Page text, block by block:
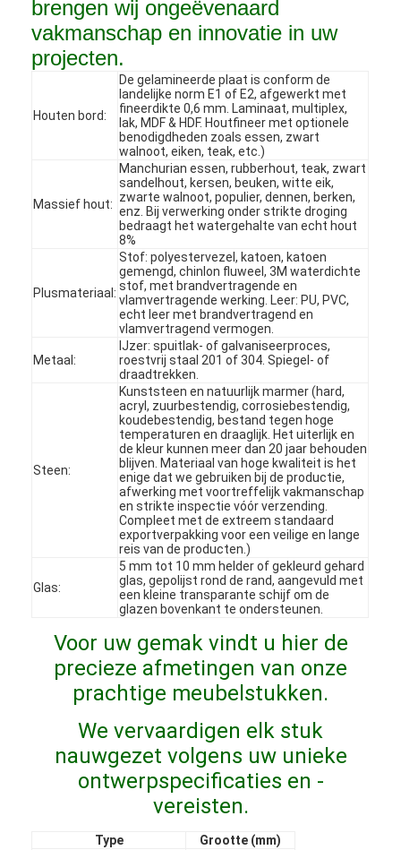
VR-show
Fabriekstocht
Kwaliteitscontrole
Nieuws
Gevallen
Vraagstukken
Praatje Nu
brengen wij ongeëvenaard
vakmanschap en innovatie in uw
projecten.
Houten bord:
De gelamineerde plaat is conform de
landelijke norm E1 of E2, afgewerkt met
fineerdikte 0,6 mm. Laminaat, multiplex,
lak, MDF & HDF. Houtfineer met optionele
benodigdheden zoals essen, zwart
walnoot, eiken, teak, etc.)
Massief hout:
Manchurian essen, rubberhout, teak, zwart
sandelhout, kersen, beuken, witte eik,
zwarte walnoot, populier, dennen, berken,
enz. Bij verwerking onder strikte droging
bedraagt ​​het watergehalte van echt hout
8%
Plusmateriaal:
Stof: polyestervezel, katoen, katoen
gemengd, chinlon fluweel, 3M waterdichte
stof, met brandvertragende en
vlamvertragende werking. Leer: PU, PVC,
echt leer met brandvertragend en
vlamvertragend vermogen.
Metaal:
IJzer: spuitlak- of galvaniseerproces,
roestvrij staal 201 of 304. Spiegel- of
draadtrekken.
Steen:
Kunststeen en natuurlijk marmer (hard,
acryl, zuurbestendig, corrosiebestendig,
koudebestendig, bestand tegen hoge
temperaturen en draaglijk. Het uiterlijk en
de kleur kunnen meer dan 20 jaar behouden
blijven. Materiaal van hoge kwaliteit is het
enige dat we gebruiken bij de productie,
afwerking met voortreffelijk vakmanschap
en strikte inspectie vóór verzending.
Compleet met de extreem standaard
exportverpakking voor een veilige en lange
reis van de producten.)
Glas:
5 mm tot 10 mm helder of gekleurd gehard
glas, gepolijst rond de rand, aangevuld met
een kleine transparante schijf om de
glazen bovenkant te ondersteunen.
Voor uw gemak vindt u hier de
precieze afmetingen van onze
prachtige meubelstukken.
We vervaardigen elk stuk
nauwgezet volgens uw unieke
ontwerpspecificaties en -
vereisten.
Type
Grootte (mm)